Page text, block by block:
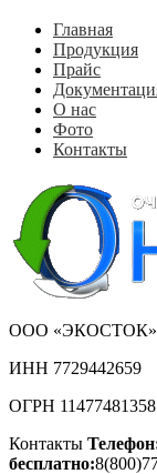
Главная
Продукция
Прайс
О нас
Фото
Контакты
ООО «ЭКОСТОК»
ИНН 7729442659
ОГРН
Контакты
бесплатно: